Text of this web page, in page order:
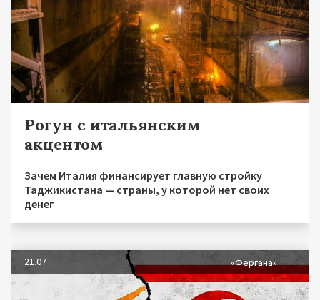
Рогун с итальянским
акцентом
Зачем Италия финансирует главную стройку
Таджикистана — страны, у которой нет своих
денег
21.07 «Фергана»